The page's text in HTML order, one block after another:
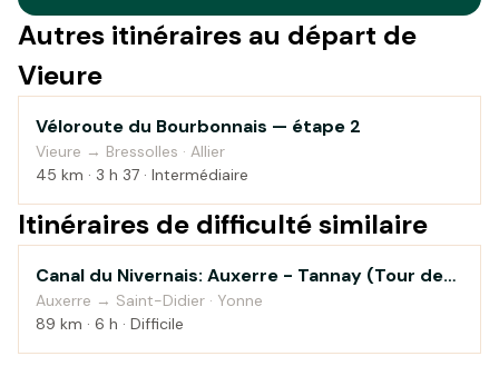
Autres itinéraires au départ de
Vieure
Campagne
Véloroute du Bourbonnais — étape 2
Vieure → Bressolles · Allier
45 km · 3 h 37 · Intermédiaire
Itinéraires de difficulté similaire
Au fil de l'eau
Canal du Nivernais: Auxerre - Tannay (Tour de
Bourgogne à vélo)
Auxerre → Saint-Didier · Yonne
89 km · 6 h · Difficile